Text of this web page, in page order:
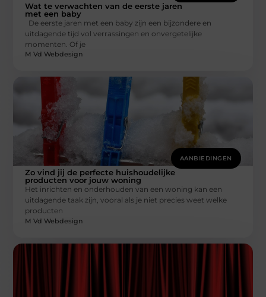
Wat te verwachten van de eerste jaren
met een baby
De eerste jaren met een baby zijn een bijzondere en
uitdagende tijd vol verrassingen en onvergetelijke
momenten. Of je
M Vd Webdesign
AANBIEDINGEN
Zo vind jij de perfecte huishoudelijke
producten voor jouw woning
Het inrichten en onderhouden van een woning kan een
uitdagende taak zijn, vooral als je niet precies weet welke
producten
M Vd Webdesign